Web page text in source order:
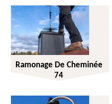
Ramonage De Cheminée
74